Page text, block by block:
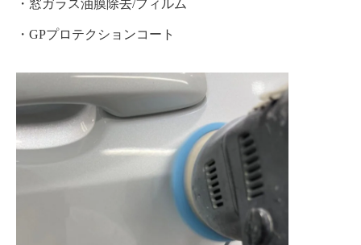
・窓ガラス油膜除去/フィルム
・GPプロテクションコート